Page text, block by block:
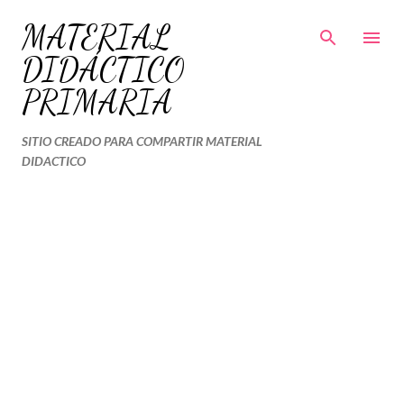
Ir al contenido principal
MATERIAL
DIDÁCTICO
PRIMARIA
SITIO CREADO PARA COMPARTIR MATERIAL
DIDACTICO